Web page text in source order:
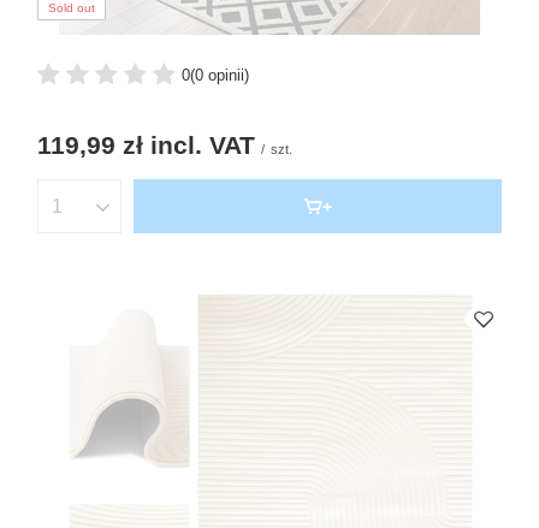
Sold out
0(0 opinii)
119,99 zł incl. VAT / szt.